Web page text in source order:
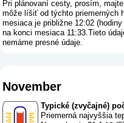
Pri plánovaní cesty, prosím,
môže líšiť od týchto priemerných
mesiaca je približne 12:02
na konci mesiaca 11:33.Tieto
nemáme presné údaje.
November
Typické (zvyčajné)
Priemerná najvyššia